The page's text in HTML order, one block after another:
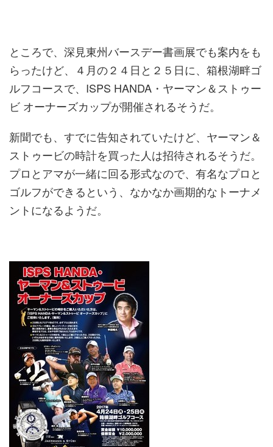
ところで、深見東州バースデー書画展でも案内をも
らったけど、４月の２４日と２５日に、箱根湖畔ゴ
ルフコースで、ISPS HANDA・ヤーマン＆ストゥー
ビ オーナーズカップが開催されるそうだ。
新聞でも、すでに告知されていたけど、ヤーマン＆
ストゥービの時計を買った人は招待されるそうだ。
プロとアマが一緒に回る形式なので、有名なプロと
ゴルフができるという、なかなか画期的なトーナメ
ントになるようだ。